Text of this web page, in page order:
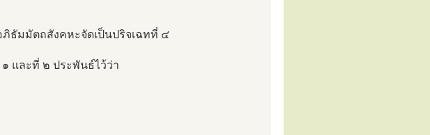
ธัมมัตถสังคหะจัดเป็นปริจเฉทที่ ๔
และที่ ๒ ประพันธ์ไว้ว่า